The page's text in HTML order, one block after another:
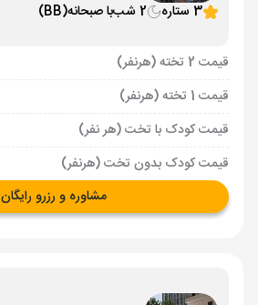
3 ستاره
2 شب با صبحانه(BB)
قیمت 2 تخته (هرنفر)
قیمت 1 تخته (هرنفر)
قیمت کودک با تخت (هر نفر)
قیمت کودک بدون تخت (هرنفر)
مشاوره و رزرو رایگان